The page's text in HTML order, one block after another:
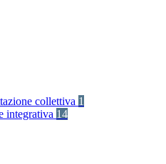
collettiva 1
integrativa 14